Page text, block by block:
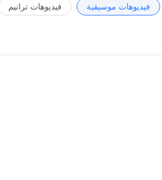
فيديوهات موسيقية فيديوهات ترانيم